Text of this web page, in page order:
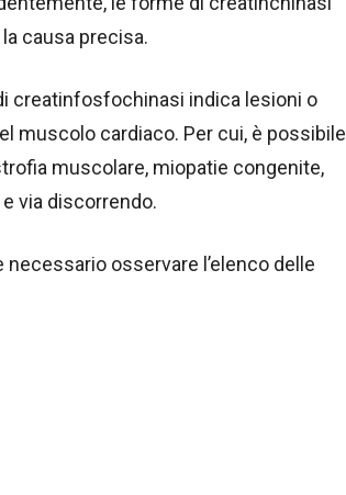
causa precisa.
creatinfosfochinasi indica lesioni o
muscolo cardiaco. Per cui, è possibile
muscolare, miopatie congenite,
via discorrendo.
osservare l’elenco delle